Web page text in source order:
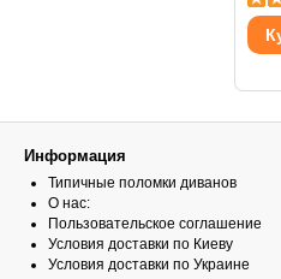
Информация
Типичные поломки диванов
О нас:
Пользовательское соглашение
Условия доставки по Киеву
Условия доставки по Украине